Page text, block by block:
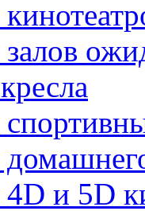
и 5D